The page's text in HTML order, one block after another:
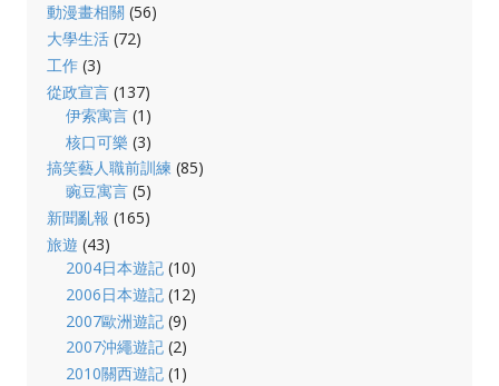
動漫畫相關 (56)
大學生活(72)
工作(3)
從政宣言(137)
伊索寓言 (1)
核口可樂 (3)
搞笑藝人職前訓練 (85)
豌豆寓言 (5)
新聞亂報 (165)
旅遊 (43)
2004日本遊記 (10)
2006日本遊記 (12)
2007歐洲遊記 (9)
2007沖繩遊記 (2)
2010關西遊記 (1)